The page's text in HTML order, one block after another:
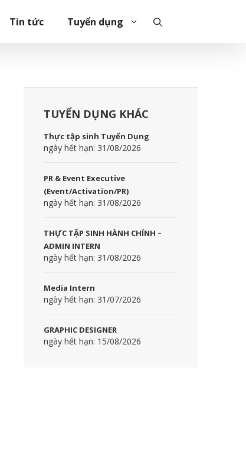
Tin tức Tuyển dụng
TUYỂN DỤNG KHÁC
Thực tập sinh Tuyển Dụng
ngày hết hạn: 31/08/2026
PR & Event Executive
(Event/Activation/PR)
ngày hết hạn: 31/08/2026
THỰC TẬP SINH HÀNH CHÍNH –
ADMIN INTERN
ngày hết hạn: 31/08/2026
Media Intern
ngày hết hạn: 31/07/2026
GRAPHIC DESIGNER
ngày hết hạn: 15/08/2026